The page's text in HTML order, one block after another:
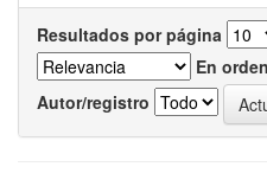
Resultados por página
En orden
Autor/registro